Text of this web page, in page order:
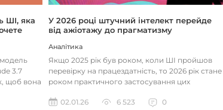
ШІ, яка
3.7
щоб вона
У 2026 році штучний інтелект перейде
від ажіотажу до прагматизму
Аналітика
Якщо 2025 рік був роком, коли ШІ пройшов
перевірку на працездатність, то 2026 рік стане
роком практичного застосування цих
02.01.26
6 523 0